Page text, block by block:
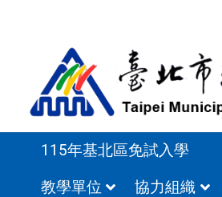
115年基北區免試入學
教學單位
協力組織